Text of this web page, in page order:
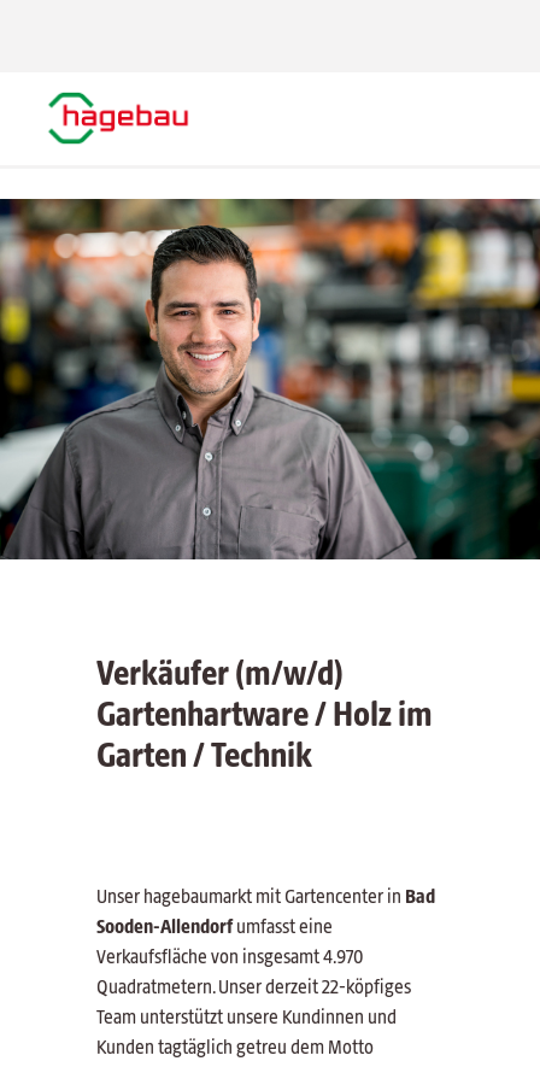
Verkäufer (m/w/d)
Gartenhartware / Holz im
Garten / Technik
Unser hagebaumarkt mit Gartencenter in Bad
Sooden-Allendorf umfasst eine
Verkaufsfläche von insgesamt 4.970
Quadratmetern. Unser derzeit 22-köpfiges
Team unterstützt unsere Kundinnen und
Kunden tagtäglich getreu dem Motto